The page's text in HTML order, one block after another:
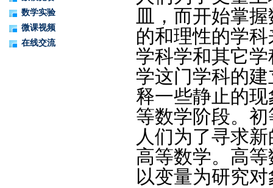
数学实验
微课视频
在线交流
皿，而开始掌
的和理性的学
学科学和其它
学这门学科的
释一些静止的
等数学阶段。
人们为了寻求
高等数学。高
以变量为研究